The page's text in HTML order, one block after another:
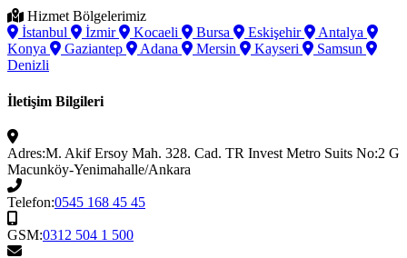
Hizmet Bölgelerimiz
İstanbul
İzmir Kocaeli Bursa Eskişehir
Antalya
Konya
Gaziantep Adana Mersin Kayseri
Samsun
Denizli
İletişim Bilgileri
Adres:M. Akif Ersoy Mah. 328. Cad. TR Invest Metro Suits No:2 G
Macunköy-Yenimahalle/Ankara
Telefon:0545 168 45 45
GSM:0312 504 1 500